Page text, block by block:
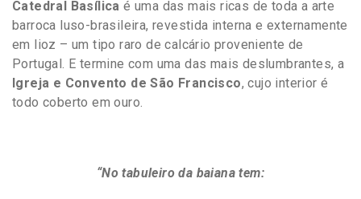
Catedral Basílica é uma das mais ricas de toda a arte
barroca luso-brasileira, revestida interna e externamente
em lioz – um tipo raro de calcário proveniente de
Portugal. E termine com uma das mais deslumbrantes, a
Igreja e Convento de São Francisco, cujo interior é
todo coberto em ouro.
“No tabuleiro da baiana tem: